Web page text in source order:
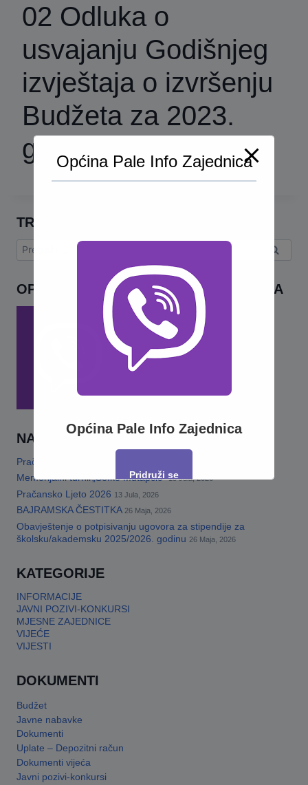
02 Odluka o
usvajanju Godišnjeg
izvještaja o izvršenju
Budžeta za 2023.
godinu
TRAŽI
Pretraga:
OPĆINA PALE INFO – VIBER ZAJEDNICA
NAJNOVIJE
Pračansko ljeto 2026 · Program za djecu
Memorijalni turnir„Šefko Mutapčić“ 13 Jula, 2026
Pračansko Ljeto 2026 13 Jula, 2026
BAJRAMSKA ČESTITKA 26 Maja, 2026
Obavještenje o potpisivanju ugovora za stipendije za
školsku/akademsku 2025/2026. godinu 26 Maja, 2026
KATEGORIJE
INFORMACIJE
JAVNI POZIVI-KONKURSI
MJESNE ZAJEDNICE
VIJEĆE
VIJESTI
DOKUMENTI
Budžet
Javne nabavke
Dokumenti
Uplate – Depozitni račun
Dokumenti vijeća
Javni pozivi-konkursi
Općina Pale Info Zajednica
Općina Pale Info Zajednica
Pridruži se
This will close in